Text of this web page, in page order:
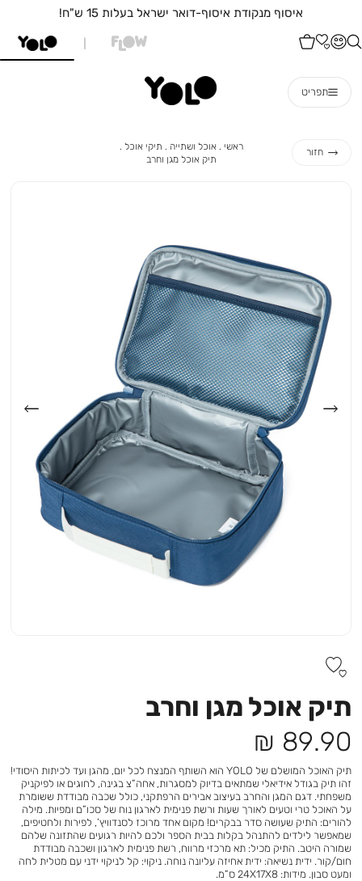
איסוף מנקודת איסוף-דואר ישראל בעלות 15 ש"ח!
תפריט
חזור
ראשי ראשי
אוכל ושתייה
אוכל
ושתייה
תיקי אוכל
תיק אוכל מגן וחרב
תיק אוכל מגן וחרב
מחיר
מוצר
89.90 ₪
תיק האוכל המושלם של YOLO הוא השותף המנצח לכל יום, מהגן ועד לכיתות היסודי!
זהו תיק בגודל אידיאלי שמתאים בדיוק למסגרות, אחה”צ בגינה, לחוגים או לפיקניק
משפחתי. דגם המגן והחרב בעיצוב אבירים הרפתקני, כולל שכבה מבודדת ששומרת
על האוכל טרי וטעים לאורך שעות ורשת פנימית לארגון נוח של סכו”ם ומפיות. מילה
להורים: התיק שעושה סדר בבקרים! מקום אחד מרוכז לסנדוויץ’, לפירות ולחטיפים,
שמאפשר לילדים להתנהל בקלות בבית הספר ולכם להיות רגועים שהתזונה שלהם
שמורה היטב. התיק מכיל: תא מרכזי מרווח, רשת פנימית לארגון ושכבה מבודדת
חום/קור. ידית נשיאה: ידית אחיזה עליונה נוחה. ניקוי: קל לניקוי ידני עם מטלית לחה
ומעט סבון. מידות: 24X17X8 ס”מ.